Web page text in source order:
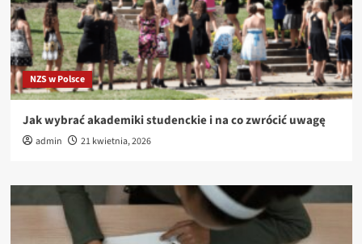
NZS w Polsce
Jak wybrać akademiki studenckie i na co zwrócić uwagę
admin 21 kwietnia, 2026